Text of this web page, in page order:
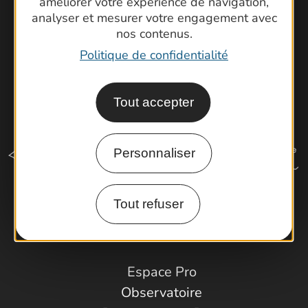
analyser et mesurer votre engagement avec
nos contenus.
Politique de confidentialité
Tout accepter
Personnaliser
Tout refuser
Comment venir ?
Espace Pro
Observatoire